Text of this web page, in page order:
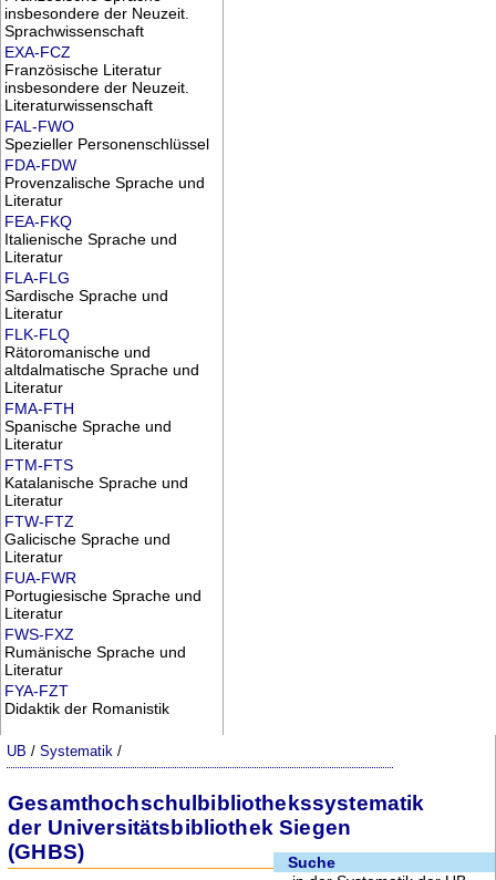
insbesondere der Neuzeit.
Sprachwissenschaft
EXA-FCZ
Französische Literatur
insbesondere der Neuzeit.
Literaturwissenschaft
FAL-FWO
Spezieller Personenschlüssel
FDA-FDW
Provenzalische Sprache und
Literatur
FEA-FKQ
Italienische Sprache und
Literatur
FLA-FLG
Sardische Sprache und
Literatur
FLK-FLQ
Rätoromanische und
altdalmatische Sprache und
Literatur
FMA-FTH
Spanische Sprache und
Literatur
FTM-FTS
Katalanische Sprache und
Literatur
FTW-FTZ
Galicische Sprache und
Literatur
FUA-FWR
Portugiesische Sprache und
Literatur
FWS-FXZ
Rumänische Sprache und
Literatur
FYA-FZT
Didaktik der Romanistik
UB /Systematik /
Gesamthochschulbibliothekssystematik
der Universitätsbibliothek Siegen
(GHBS)
Suche